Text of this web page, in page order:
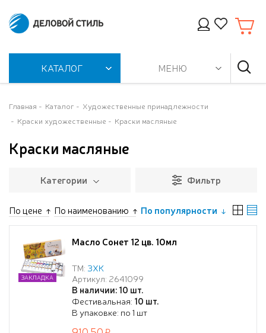
КАТАЛОГ МЕНЮ
Главная Каталог
Художественные принадлежности
Краски художественные
Краски масляные
Краски масляные
Категории Фильтр
По цене По наименованию По популярности
Масло Сонет 12 цв. 10мл
ТМ: ЗХК
Артикул: 2641099
В наличии: 10 шт.
Фестивальная: 10 шт.
В упаковке: по 1 шт
ЗАКЛАДКА